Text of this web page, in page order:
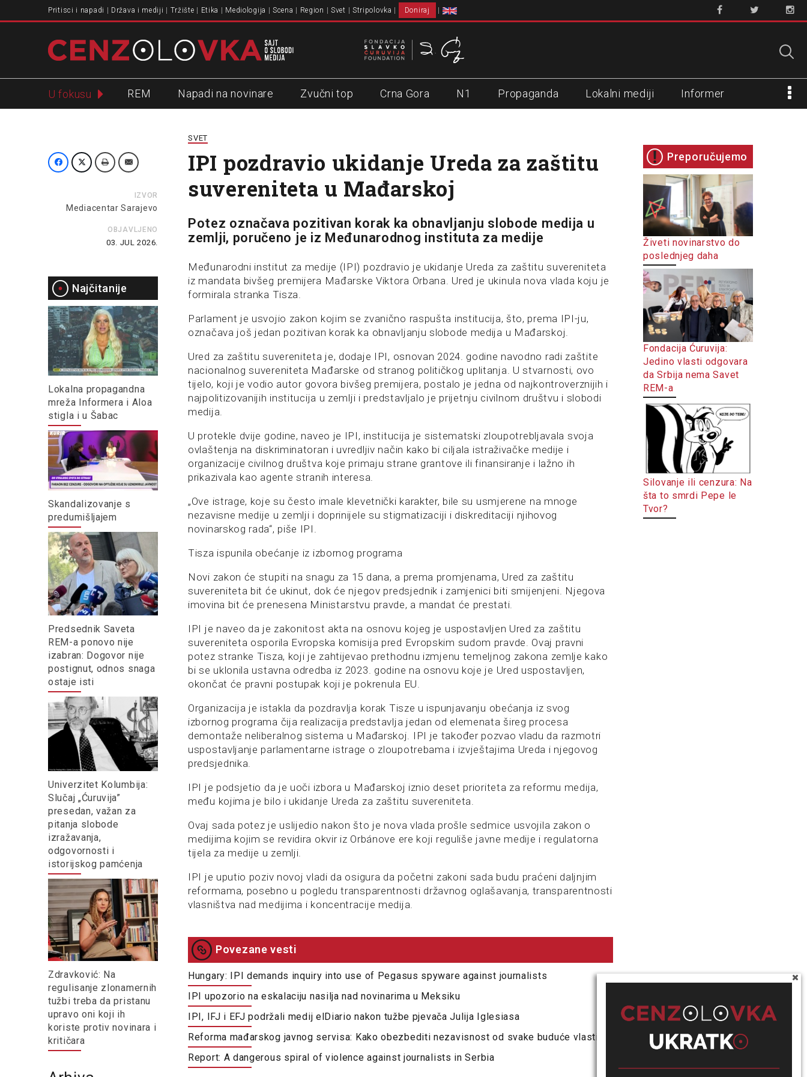
Pritisci i napadi Država i mediji Tržište Etika Mediologija Scena Region Svet Stripolovka Doniraj
U fokusu REM Napadi na novinare Zvučni top Crna Gora N1 Propaganda Lokalni mediji Informer
IZVOR
Mediacentar Sarajevo
OBJAVLJENO
03. JUL 2026.
Najčitanije
Lokalna propagandna
mreža Informera i Aloa
stigla i u Šabac
Skandalizovanje s
predumišljajem
Predsednik Saveta
REM-a ponovo nije
izabran: Dogovor nije
postignut, odnos snaga
ostaje isti
Univerzitet Kolumbija:
Slučaj „Ćuruvija”
presedan, važan za
pitanja slobode
izražavanja,
odgovornosti i
istorijskog pamćenja
Zdravković: Na
regulisanje zlonamernih
tužbi treba da pristanu
upravo oni koji ih
koriste protiv novinara i
kritičara
SVET
IPI pozdravio ukidanje Ureda za zaštitu
suvereniteta u Mađarskoj
Potez označava pozitivan korak ka obnavljanju slobode medija u
zemlji, poručeno je iz Međunarodnog instituta za medije
Međunarodni institut za medije (IPI) pozdravio je ukidanje Ureda za zaštitu suvereniteta
iz mandata bivšeg premijera Mađarske Viktora Orbana. Ured je ukinula nova vlada koju je
formirala stranka Tisza.
Parlament je usvojio zakon kojim se zvanično raspušta institucija, što, prema IPI-ju,
označava još jedan pozitivan korak ka obnavljanju slobode medija u Mađarskoj.
Ured za zaštitu suvereniteta je, dodaje IPI, osnovan 2024. godine navodno radi zaštite
nacionalnog suvereniteta Mađarske od stranog političkog uplitanja. U stvarnosti, ovo
tijelo, koji je vodio autor govora bivšeg premijera, postalo je jedna od najkontroverznijih i
najpolitizovanijih institucija u zemlji i predstavljalo je prijetnju civilnom društvu i slobodi
medija.
U protekle dvije godine, naveo je IPI, institucija je sistematski zloupotrebljavala svoja
ovlaštenja na diskriminatoran i uvredljiv način kako bi ciljala istraživačke medije i
organizacije civilnog društva koje primaju strane grantove ili finansiranje i lažno ih
prikazivala kao agente stranih interesa.
„Ove istrage, koje su često imale klevetnički karakter, bile su usmjerene na mnoge
nezavisne medije u zemlji i doprinijele su stigmatizaciji i diskreditaciji njihovog
novinarskog rada“, piše IPI.
Tisza ispunila obećanje iz izbornog programa
Novi zakon će stupiti na snagu za 15 dana, a prema promjenama, Ured za zaštitu
suvereniteta bit će ukinut, dok će njegov predsjednik i zamjenici biti smijenjeni. Njegova
imovina bit će prenesena Ministarstvu pravde, a mandat će prestati.
IPI je naveo da je zakonitost akta na osnovu kojeg je uspostavljen Ured za zaštitu
suvereniteta osporila Evropska komisija pred Evropskim sudom pravde. Ovaj pravni
potez stranke Tisza, koji je zahtijevao prethodnu izmjenu temeljnog zakona zemlje kako
bi se uklonila ustavna odredba iz 2023. godine na osnovu koje je Ured uspostavljen,
okončat će pravni postupak koji je pokrenula EU.
Organizacija je istakla da pozdravlja korak Tisze u ispunjavanju obećanja iz svog
izbornog programa čija realizacija predstavlja jedan od elemenata šireg procesa
demontaže neliberalnog sistema u Mađarskoj. IPI je također pozvao vladu da razmotri
uspostavljanje parlamentarne istrage o zloupotrebama i izvještajima Ureda i njegovog
predsjednika.
IPI je podsjetio da je uoči izbora u Mađarskoj iznio deset prioriteta za reformu medija,
među kojima je bilo i ukidanje Ureda za zaštitu suvereniteta.
Ovaj sada potez je uslijedio nakon što je nova vlada prošle sedmice usvojila zakon o
medijima kojim se revidira okvir iz Orbánove ere koji reguliše javne medije i regulatorna
tijela za medije u zemlji.
IPI je uputio poziv novoj vladi da osigura da početni zakoni sada budu praćeni daljnjim
reformama, posebno u pogledu transparentnosti državnog oglašavanja, transparentnosti
vlasništva nad medijima i koncentracije medija.
Povezane vesti
Hungary: IPI demands inquiry into use of Pegasus spyware against journalists
IPI upozorio na eskalaciju nasilja nad novinarima u Meksiku
IPI, IFJ i EFJ podržali medij elDiario nakon tužbe pjevača Julija Iglesiasa
Reforma mađarskog javnog servisa: Kako obezbediti nezavisnost od svake buduće vlasti?
Report: A dangerous spiral of violence against journalists in Serbia
Preporučujemo
Živeti novinarstvo do
poslednjeg daha
Fondacija Ćuruvija:
Jedino vlasti odgovara
da Srbija nema Savet
REM-a
Silovanje ili cenzura: Na
šta to smrdi Pepe le
Tvor?